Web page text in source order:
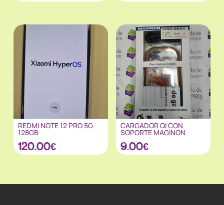
REDMI NOTE 12 PRO 5G
128GB
120.00€
CARGADOR QI CON
SOPORTE MAGINON
9.00€